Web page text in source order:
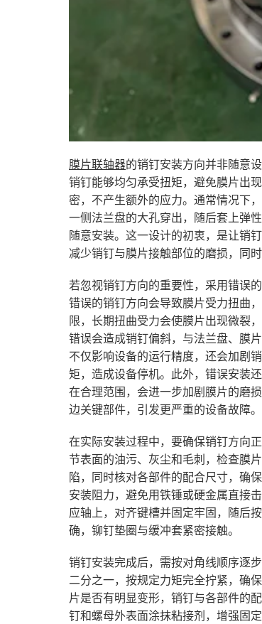
膜片联轴器的销钉安装方向并非随意
销钉能够均匀承受扭矩，避免膜片出
密，不产生额外的应力。通常情况下
一侧法兰盘的大孔穿出，随后套上弹
随意安装。这一设计的初衷，是让销
减少销钉与膜片接触部位的磨损，同
若忽视销钉方向的重要性，采用错误
错误的销钉方向会导致膜片受力扭曲
限，长期扭曲受力会使膜片出现微裂
错误会造成销钉偏斜，与法兰盘、膜
不仅影响设备的运行精度，还会加剧
矩，造成设备停机。此外，错误安装
在合理范围，会进一步加剧膜片的磨
边关键部件，引发更严重的设备故障。
在实际安装过程中，要确保销钉方向
节表面的油污、灰尘和毛刺，检查膜
陷，同时核对各部件的配合尺寸，确
安装阻力，避免用铁锤或硬金属直接
应轴上，对齐键槽并固定牢固，随后
确，铆钉垫圈与缓冲套紧密接触。
销钉安装完成后，需按对角线顺序逐
二分之一，按规定力矩完全拧紧，确
片是否有明显变形，销钉与各部件的
钉和螺母外表面涂抹粘接剂，增强固